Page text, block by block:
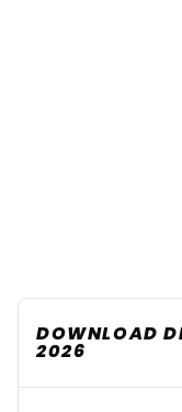
DOWNLOAD
2026